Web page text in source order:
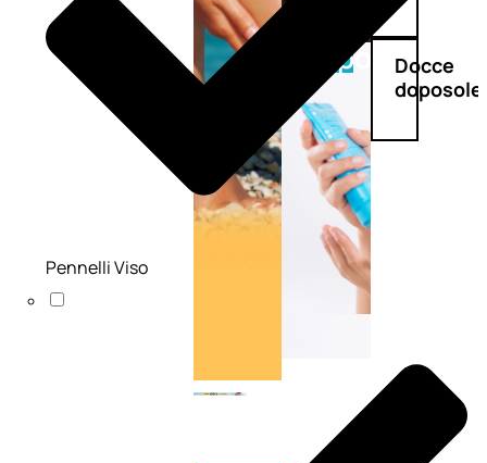
Doposole
Docce
doposole
Pennelli Viso